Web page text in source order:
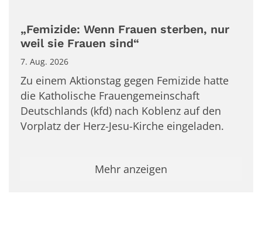
„Femizide: Wenn Frauen sterben, nur
weil sie Frauen sind“
7. Aug. 2026
Zu einem Aktionstag gegen Femizide hatte
die Katholische Frauengemeinschaft
Deutschlands (kfd) nach Koblenz auf den
Vorplatz der Herz-Jesu-Kirche eingeladen.
Mehr anzeigen